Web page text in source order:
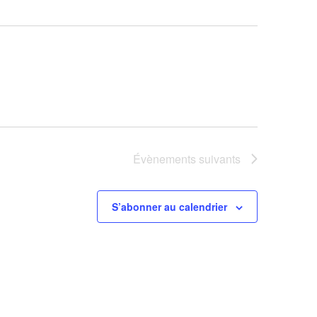
Évènements suivants
S’abonner au calendrier